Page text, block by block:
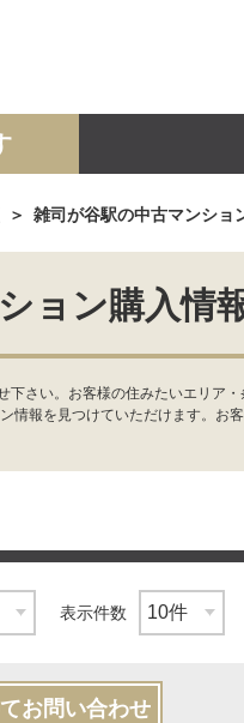
事業投資用
雑司が谷駅の中古マンショ
ョン購入情
さい。お客様の住みたいエリア
報を見つけていただけます。お
表示件数
お問い合わせ